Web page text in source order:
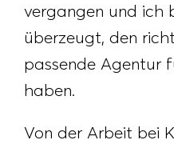
vergangen und ich
überzeugt, den
passende Agentur
haben.
Von der Arbeit bei